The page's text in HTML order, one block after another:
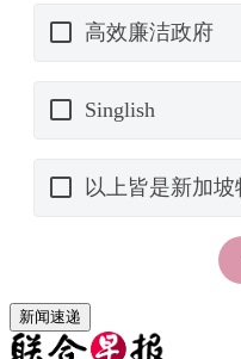
新闻速递